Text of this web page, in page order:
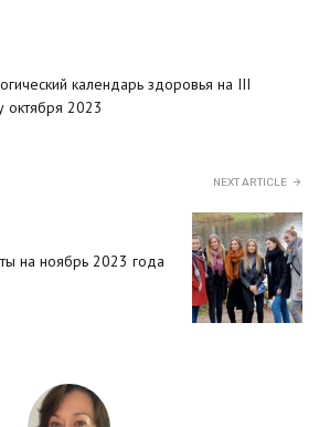
календарь здоровья на III
октября 2023
NEXT ARTICLE
на ноябрь 2023 года